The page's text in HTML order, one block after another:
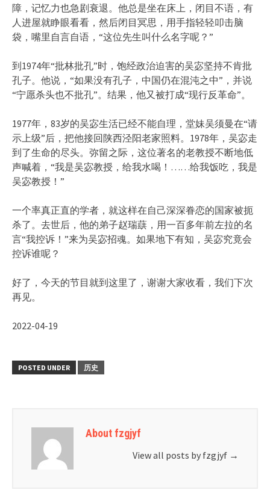
障，记忆力也急剧衰退。他总是坐在床上，闭目不语，有
人进屋就睁眼看看，然后闭目冥思，用手指轻轻叩击脑
袋，嘴里自言自语，“这位先生叫什么名字呢？”
到1974年“批林批孔”时，饱经政治迫害的吴宓坚持不肯批
孔子。他说，“如果没有孔子，中国仍在混沌之中”，并说
“宁愿杀头也不批孔”。结果，他又被打成“现行反革命”。
1977年，83岁的吴宓生活已经不能自理，堂妹吴须曼在“请
示上级”后，把他接回陕西泾阳老家照料。1978年，吴宓走
到了生命的尽头。弥留之际，这位著名的老教授不断地低
声喊着，“我是吴宓教授，给我水喝！……给我饭吃，我是
吴宓教授！”
一个率真正直的学者，就这样在自己深深眷恋的国家被扼
杀了。去世后，他的弟子赵瑞蕻，用一百多年前左拉的名
言“我控诉！”来为吴宓招魂。如果地下有知，吴宓究竟会
控诉谁呢？
好了，今天的节目就到这里了，谢谢大家收看，我们下次
再见。
2022-04-19
POSTED UNDER 历史
About fzgjyf
View all posts by fzgjyf →